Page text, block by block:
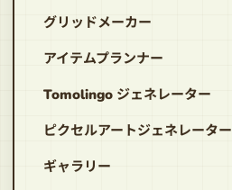
グリッドメーカー
アイテムプランナー
Tomolingo ジェネレーター
ピクセルアートジェネレーター
ギャラリー